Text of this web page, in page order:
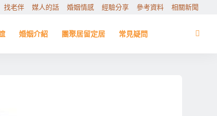
找老伴 媒人的話 婚姻情感 經驗分享 參考資料 相關新聞
婚姻介紹 團聚居留定居 常見疑問